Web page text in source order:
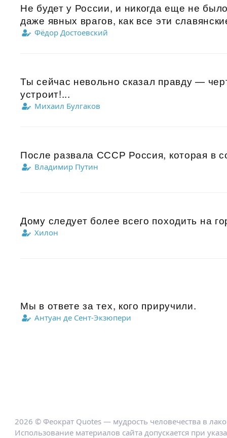
Не будет у России, и никогда еще не
даже явных врагов, как все эти
Фёдор Достоевский
Ты сейчас невольно сказал правду —
устроит!...
Михаил Булгаков
После развала СССР Россия, которая в
Владимир Путин
Дому следует более всего походить на
Хилон
Мы в ответе за тех, кого приручили.
Антуан де Сент-Экзюпери
2026 © Феократ Quotes — мудрость человечества в
Использование материалов сайта допускается при